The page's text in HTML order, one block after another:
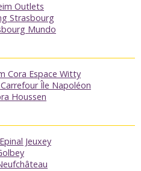
Outlets
Strasbourg
Mundo
Cora Espace Witty
Île Napoléon
Houssen
Jeuxey